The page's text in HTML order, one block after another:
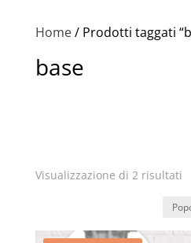
Home/ Prodotti taggati
base
Visualizzazione di 2 risultati